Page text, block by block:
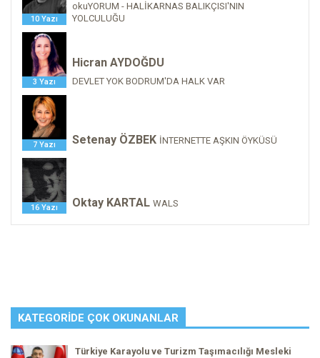
10 Yazı
okuYORUM - HALİKARNAS BALIKÇISI'NIN
YOLCULUĞU
3 Yazı
Hicran AYDOĞDU
DEVLET YOK BODRUM'DA HALK VAR
7 Yazı Setenay ÖZBEK İNTERNETTE AŞKIN ÖYKÜSÜ
16 Yazı Oktay KARTAL WALS
KATEGORIDE ÇOK OKUNANLAR
Türkiye Karayolu ve Turizm Taşımacılığı Mesleki